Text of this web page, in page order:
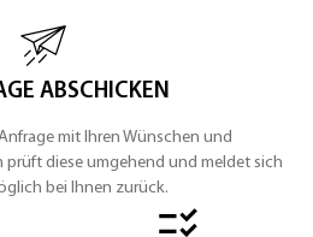
ABSCHICKEN
mit Ihren Wünschen und
prüft diese umgehend und meldet sich
bei Ihnen zurück.